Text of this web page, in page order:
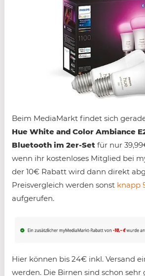
Beim MediaMarkt findet sich
Hue White and Color Ambiance
Bluetooth im 2er-Set für nur
wenn ihr kostenloses Mitglied bei
der 10€ Rabatt wird dann direkt
Preisvergleich werden sonst knapp
aufgerufen.
Hier können bis 24€ inkl. Versand
werden. Die Birnen sind schon